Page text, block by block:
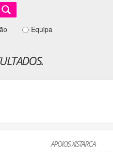
Equipa
APOIOS XISTARCA